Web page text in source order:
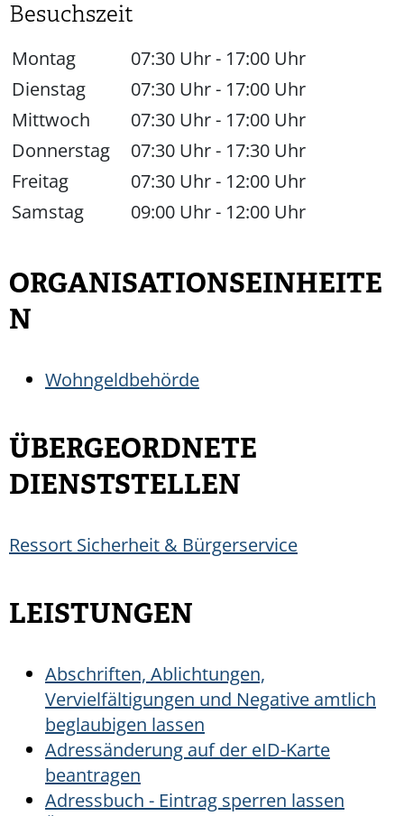
Besuchszeit
Montag 07:30 Uhr- 17:00 Uhr
Dienstag
07:30 Uhr- 17:00 Uhr
Mittwoch
07:30 Uhr- 17:00 Uhr
Donnerstag
07:30 Uhr- 17:30 Uhr
Freitag
07:30 Uhr- 12:00 Uhr
Samstag
09:00 Uhr- 12:00 Uhr
ORGANISATIONSEINHEITE
N
Wohngeldbehörde
ÜBERGEORDNETE
DIENSTSTELLEN
Ressort Sicherheit & Bürgerservice
LEISTUNGEN
Abschriften, Ablichtungen,
Vervielfältigungen und Negative amtlich
beglaubigen lassen
Adressänderung auf der eID-Karte
beantragen
Adressbuch - Eintrag sperren lassen